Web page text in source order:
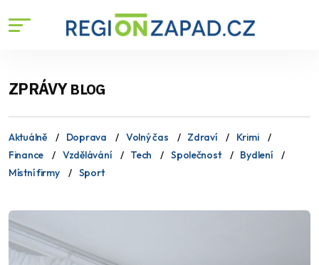
ZPRÁVYBLOG
Aktuálně Doprava Volný čas Zdraví
Krimi
Finance
Vzdělávání Tech Společnost
Bydlení
Místní firmy
Sport